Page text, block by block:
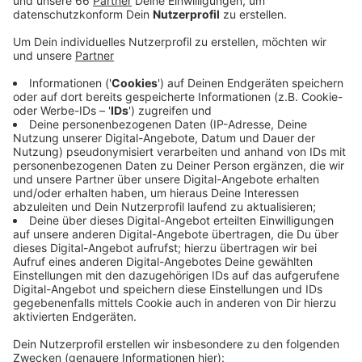
Anzeige
Wettbewerb gewonnen. Die Kosten übernimmt
deshalb das Land NRW. Kann man in unserer Stadt gut
und sicher zu Fuß gehen und wo stören parkende
Autos? Fragen wie diese möchte die Stadt im Rahmen
des Fußverkehrs-Checks bis Ende des Jahres
gemeinsam mit uns diskutieren. Dafür sollen
Begehungen der Stadtteile mit Experten und
Düsseldorfern stattfinden. Anschließend soll ein
Maßnahmenplan entwickelt werden, was für
Fußgänger in unserer Stadt verbessert werden kann.
Gehen sei die nachhaltigste Form der Fortbewegung,
betont Oberbürgermeister Geisel. Deshalb sei es umso
wichtiger, dass wir uns im Straßenverkehr als
Fußgänger sicher bewegen können.